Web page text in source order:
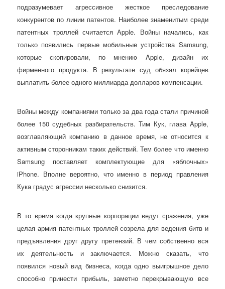
подразумевает агрессивное жесткое преследование
конкурентов по линии патентов. Наиболее знаменитым среди
патентных троллей считается Apple. Войны начались, как
только появились первые мобильные устройства Samsung,
которые скопировали, по мнению Apple, дизайн их
фирменного продукта. В результате суд обязал корейцев
выплатить более одного миллиарда долларов компенсации.
Войны между компаниями только за два года стали причиной
более 150 судебных разбирательств. Тим Кук, глава Apple,
возглавляющий компанию в данное время, не относится к
активным сторонникам таких действий. Тем более что именно
Samsung поставляет комплектующие для «яблочных»
iPhone. Вполне вероятно, что именно в период правления
Кука градус агрессии несколько снизится.
В то время когда крупные корпорации ведут сражения, уже
целая армия патентных троллей созрела для ведения битв и
предъявления друг другу претензий. В чем собственно вся
их деятельность и заключается. Можно сказать, что
появился новый вид бизнеса, когда одно выигрышное дело
способно принести прибыль, заметно перекрывающую все